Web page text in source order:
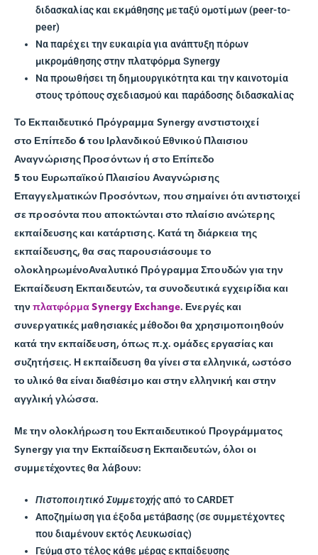
διδασκαλίας και εκμάθησης μεταξύ ομοτίμων (peer-to-
peer)
Να παρέχει την ευκαιρία για ανάπτυξη πόρων
μικρομάθησης στην πλατφόρμα Synergy
Να προωθήσει τη δημιουργικότητα και την καινοτομία
στους τρόπους σχεδιασμού και παράδοσης διδασκαλίας
Το Εκπαιδευτικό Πρόγραμμα Synergy ανστιστοιχεί
στο Επίπεδο 6τουΙρλανδικού Εθνικού Πλαισιου
Αναγνώρισης Προσόντων ή στο Επίπεδο
5του Ευρωπαϊκού Πλαισίου Αναγνώρισης
Επαγγελματικών Προσόντων, που σημαίνει ότι αντιστοιχεί
σε προσόντα που αποκτώνται στο πλαίσιο ανώτερης
εκπαίδευσης και κατάρτισης. Κατά τη διάρκεια της
εκπαίδευσης, θα σας παρουσιάσουμε το
ολοκληρωμένοΑναλυτικό Πρόγραμμα Σπουδών για την
Εκπαίδευση Εκπαιδευτών, τα συνοδευτικά εγχειρίδιακαι
τηνπλατφόρμα Synergy Exchange. Ενεργές και
συνεργατικές μαθησιακές μέθοδοι θα χρησιμοποιηθούν
κατά την εκπαίδευση, όπως π.χ. ομάδες εργασίας και
συζητήσεις. Η εκπαίδευση θα γίνει στα ελληνικά, ωστόσο
το υλικό θα είναι διαθέσιμο και στην ελληνική και στην
αγγλική γλώσσα.
Με την ολοκλήρωση του Εκπαιδευτικού Προγράμματος
Synergy για την Εκπαίδευση Εκπαιδευτών, όλοι οι
συμμετέχοντες θα λάβουν:
Πιστοποιητικό Συμμετοχήςαπό το CARDET
Αποζημίωση για έξοδα μετάβασης (σε συμμετέχοντες
που διαμένουν εκτός Λευκωσίας)
Γεύμα στο τέλος κάθε μέρας εκπαίδευσης